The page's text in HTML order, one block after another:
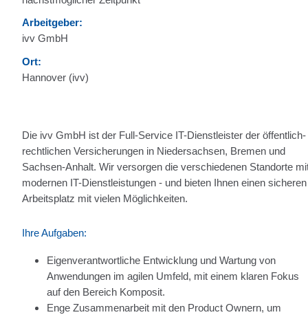
Arbeitgeber:
ivv GmbH
Ort:
Hannover (ivv)
Die ivv GmbH ist der Full-Service IT-Dienstleister der öffentlich-
rechtlichen Versicherungen in Niedersachsen, Bremen und
Sachsen-Anhalt. Wir versorgen die verschiedenen Standorte
modernen IT-Dienstleistungen - und bieten Ihnen einen sicheren
Arbeitsplatz mit vielen Möglichkeiten.
Ihre Aufgaben:
Eigenverantwortliche Entwicklung und Wartung von
Anwendungen im agilen Umfeld, mit einem klaren Fokus
auf den Bereich Komposit.
Enge Zusammenarbeit mit den Product Ownern, um